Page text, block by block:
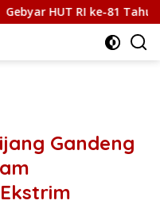
HUT RI ke-81 Tahun
Gandeng